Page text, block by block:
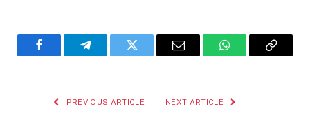
FacebookTelegramTwitter Email WhatsAppCopy
PREVIOUS ARTICLE NEXT ARTICLE